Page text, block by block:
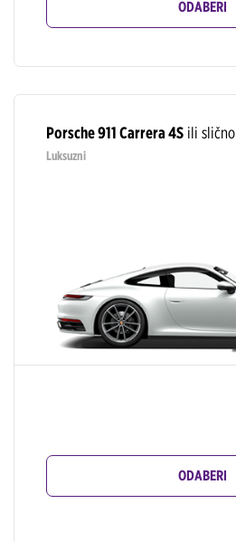
ODABERI
Porsche 911 Carrera 4S ili slično
Luksuzni
ODABERI